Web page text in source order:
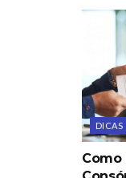
DICAS
Como